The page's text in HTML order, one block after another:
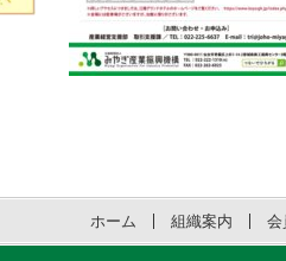
ホーム 組織案内 会